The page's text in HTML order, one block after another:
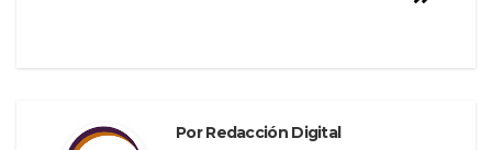
PorRedacción Digital